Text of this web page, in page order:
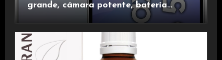
grande, cámara potente, batería
duradera y carga rápida para una